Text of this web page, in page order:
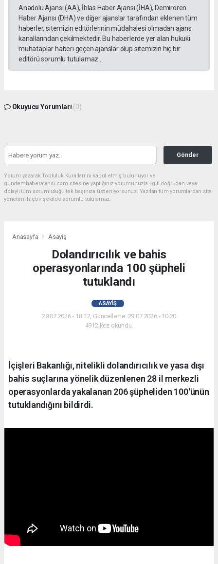
Anadolu Ajansı (AA), İhlas Haber Ajansı (İHA), Demirören
Haber Ajansı (DHA) ve diğer ajanslar tarafından eklenen tüm
haberler, sitemizin editörlerinin müdahalesi olmadan ajans
kanallarından çekilmektedir. Bu haberlerde yer alan hukuki
muhataplar haberi geçen ajanslar olup sitemizin hiç bir
editörü sorumlu tutulamaz...
Okuyucu Yorumları (0)
Gönder
Yorum yazarak Topluluk Kuralları’nı kabul etmiş bulunuyor ve
gundemhaberajansi.com sitesine yaptığınız yorumunuzla ilgili doğrudan veya
dolaylı tüm sorumluluğu tek başınıza üstleniyorsunuz. Yazılan tüm yorumlardan site
yönetimi hiçbir şekilde sorumlu tutulamaz.
Anasayfa Asayiş
Dolandırıcılık ve bahis
operasyonlarında 100 şüpheli
tutuklandı
ASAYIŞ
28.07.2026 - 18:12, Güncelleme: 29.07.2026 - 10:20
4912 kez okundu.
İçişleri Bakanlığı, nitelikli dolandırıcılık ve yasa dışı
bahis suçlarına yönelik düzenlenen 28 il merkezli
operasyonlarda yakalanan 206 şüpheliden 100'ünün
tutuklandığını bildirdi.